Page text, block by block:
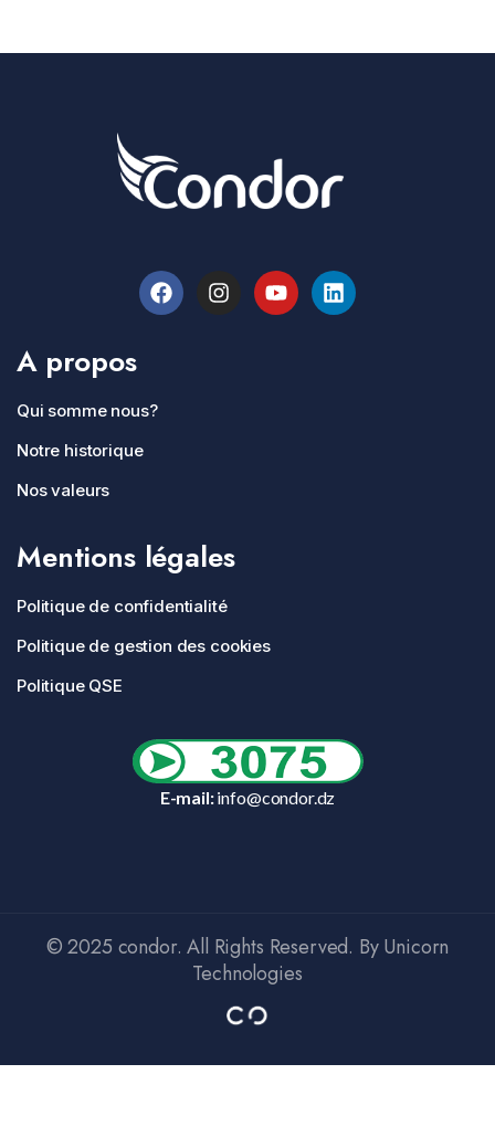
A propos
Qui somme nous?
Notre historique
Nos valeurs
Mentions légales
Politique de confidentialité
Politique de gestion des cookies
Politique QSE
E-mail:info@condor.dz
© 2025 condor. All Rights Reserved. By Unicorn
Technologies